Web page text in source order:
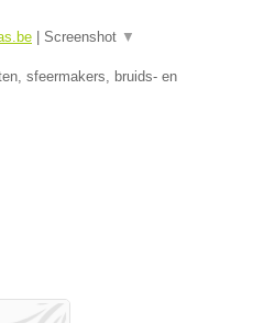
Screenshot ▼
sfeermakers, bruids- en